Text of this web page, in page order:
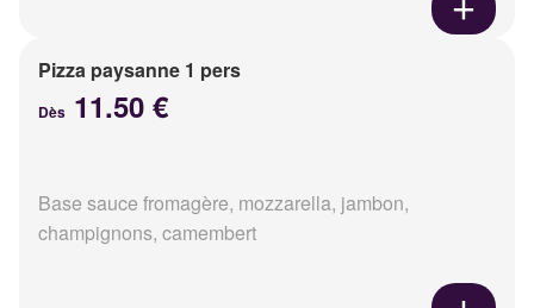
Pizza paysanne 1 pers
Dès 11.50 €
Base sauce fromagère, mozzarella, jambon,
champignons, camembert